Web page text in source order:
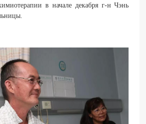
в начале декабря г-н Чэнь